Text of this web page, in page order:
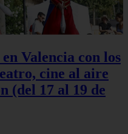
Valencia con los
cine al aire
(del 17 al 19 de